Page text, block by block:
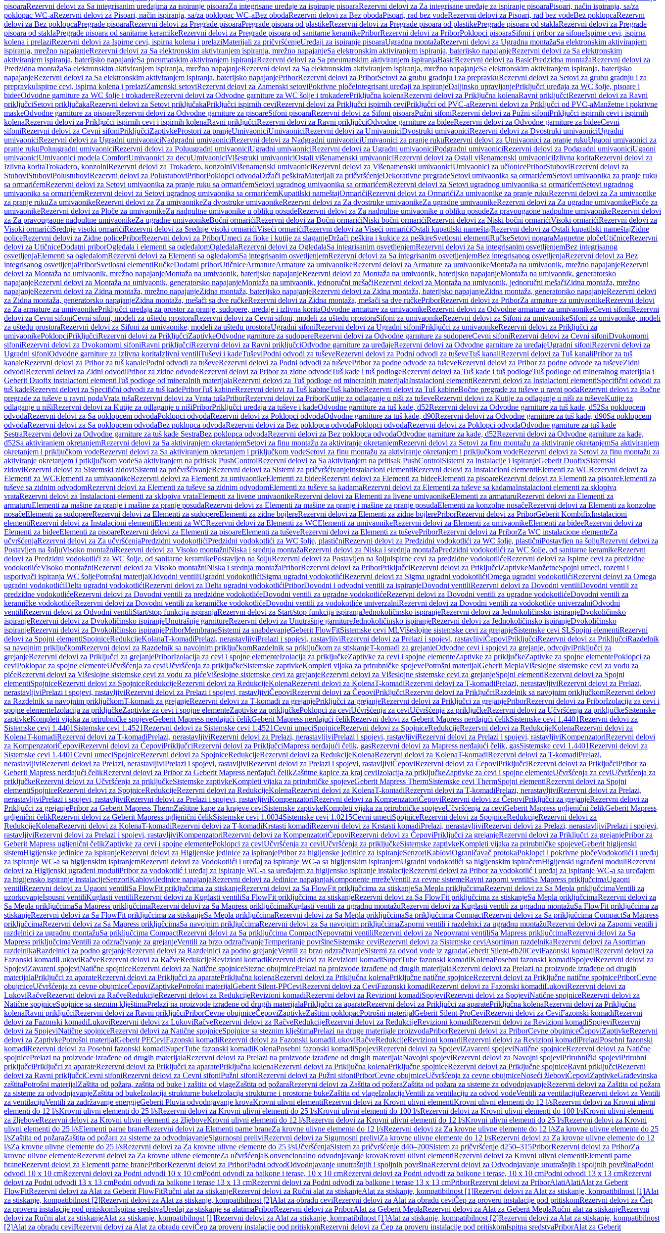
pisoaraRezervni delovi za Sa integrisanim uređajima za ispiranje pisoaraZa integrisane uređaje za ispiranje pisoaraRezervni delovi za Za integrisane uređaje za ispiranje pisoaraPisoari, način ispiranja, sa/za
poklopac WC-aRezervni delovi za Pisoari, način ispiranja, sa/za poklopac WC-aBez obodaRezervni delovi za Bez obodaPisoari, rad bez vodeRezervni delovi za Pisoari, rad bez vodeBez poklopcaRezervni
delovi za Bez poklopcaPregrade pisoaraRezervni delovi za Pregrade pisoaraPregrade pisoara od plastikeRezervni delovi za Pregrade pisoara od plastikePregrade pisoara od staklaRezervni delovi za Pregrade
pisoara od staklaPregrade pisoara od sanitarne keramikeRezervni delovi za Pregrade pisoara od sanitarne keramikePriborRezervni delovi za PriborPoklopci pisoaraSifoni i pribor za sifoneIspirne cevi, ispirna
kolena i prelaziRezervni delovi za Ispirne cevi, ispirna kolena i prelaziMaterijali za pričvršćenjeUređaji za ispiranje pisoaraUgradna montažaRezervni delovi za Ugradna montažaSa elektronskim aktiviranjem
ispiranja, mrežno napajanjeRezervni delovi za Sa elektronskim aktiviranjem ispiranja, mrežno napajanjeSa elektronskim aktiviranjem ispiranja, baterijsko napajanjeRezervni delovi za Sa elektronskim
aktiviranjem ispiranja, baterijsko napajanjeSa pneumatskim aktiviranjem ispiranjaRezervni delovi za Sa pneumatskim aktiviranjem ispiranjaBasicRezervni delovi za BasicPredzidna montažaRezervni delovi za
Predzidna montažaSa elektronskim aktiviranjem ispiranja, mrežno napajanjeRezervni delovi za Sa elektronskim aktiviranjem ispiranja, mrežno napajanjeSa elektronskim aktiviranjem ispiranja, baterijsko
napajanjeRezervni delovi za Sa elektronskim aktiviranjem ispiranja, baterijsko napajanjePriborRezervni delovi za PriborSetovi za grubu gradnju i za prepravkuRezervni delovi za Setovi za grubu gradnju i za
prepravkuIspirne cevi, ispirna kolena i prelaziZamenski setoviRezervni delovi za Zamenski setoviPokrivne pločeIntegrisani uređaji za ispiranjeDaljinsko upravljanjePriključci uređaja za WC šolje, pisoare i
bideeOdvodne garniture za WC šolje i trokadereRezervni delovi za Odvodne garniture za WC šolje i trokaderePriključna kolenaRezervni delovi za Priključna kolenaRavni priključciRezervni delovi za Ravni
priključciSetovi priključakaRezervni delovi za Setovi priključakaPriključci ispirnih ceviRezervni delovi za Priključci ispirnih ceviPriključci od PVC-aRezervni delovi za Priključci od PVC-aManžetne i pokrivne
maskeOdvodne garniture za pisoareRezervni delovi za Odvodne garniture za pisoareSifoni pisoaraRezervni delovi za Sifoni pisoaraPužni sifoniRezervni delovi za Pužni sifoniPriključci ispirnih cevi i ispirnih
kolenaRezervni delovi za Priključci ispirnih cevi i ispirnih kolenaRavni priključciRezervni delovi za Ravni priključciOdvodne garniture za bideeRezervni delovi za Odvodne garniture za bideeCevni
sifoniRezervni delovi za Cevni sifoniPriključciZaptivkeProstori za pranjeUmivaoniciUmivaoniciRezervni delovi za UmivaoniciDvostruki umivaoniciRezervni delovi za Dvostruki umivaoniciUgradni
umivaoniciRezervni delovi za Ugradni umivaoniciNadgradni umivaoniciRezervni delovi za Nadgradni umivaoniciUmivaonici za pranje rukuRezervni delovi za Umivaonici za pranje rukuUgaoni umivaonici za
pranje rukuPoluugradni umivaoniciRezervni delovi za Poluugradni umivaoniciUgradni umivaoniciRezervni delovi za Ugradni umivaoniciPodgradni umivaoniciRezervni delovi za Podgradni umivaoniciUgaoni
umivaoniciUmivaonici modela ComfortUmivaonici za decuUmivaoniciVišestruki umivaoniciOstali višenamenski umivaoniciRezervni delovi za Ostali višenamenski umivaoniciIzlivna koritaRezervni delovi za
Izlivna koritaTrokadero, konzolniRezervni delovi za Trokadero, konzolniVišenamenski umivaoniciRezervni delovi za Višenamenski umivaoniciUmivaonici za učionicePriborStuboviRezervni delovi za
StuboviStuboviPolustuboviRezervni delovi za PolustuboviPriborPoklopci odvodaDržači peškiraMaterijali za pričvršćenjeDekorativne pregradeSetovi umivaonika sa ormarićemSetovi umivaonika za pranje ruku
sa ormarićemRezervni delovi za Setovi umivaonika za pranje ruku sa ormarićemSetovi ugradnog umivaonika sa ormarićemRezervni delovi za Setovi ugradnog umivaonika sa ormarićemSetovi ugradnog
umivaonika sa ormarićemRezervni delovi za Setovi ugradnog umivaonika sa ormarićemKupatilski nameštajOrmarićiRezervni delovi za OrmarićiZa umivaonike za pranje rukuRezervni delovi za Za umivaonike
za pranje rukuZa umivaonikeRezervni delovi za Za umivaonikeZa dvostruke umivaonikeRezervni delovi za Za dvostruke umivaonikeZa ugradne umivaonikeRezervni delovi za Za ugradne umivaonikePloče za
umivaonikeRezervni delovi za Ploče za umivaonikeZa nadpultne umivaonike u obliku posudeRezervni delovi za Za nadpultne umivaonike u obliku posudeZa pravougaone nadpultne umivaonikeRezervni delovi
za Za pravougaone nadpultne umivaonikeZa ugradne umivaonikeBočni ormarićiRezervni delovi za Bočni ormarićiNiski bočni ormarićiRezervni delovi za Niski bočni ormarićiVisoki ormarićiRezervni delovi za
Visoki ormarićiSrednje visoki ormarićiRezervni delovi za Srednje visoki ormarićiViseći ormarićiRezervni delovi za Viseći ormarićiOstali kupatilski nameštajRezervni delovi za Ostali kupatilski nameštajZidne
policeRezervni delovi za Zidne policePriborRezervni delovi za PriborUmeci za fioke i kutije za slaganjeDržači peškira i kukice za peškireSvetlosni elementiRučkeSetovi nogaraMagnetne pločeUtičniceRezervni
delovi za UtičniceDodatni priborOgledala i elementi sa ogledalomOgledalaRezervni delovi za OgledalaSa integrisanim osvetljenjemRezervni delovi za Sa integrisanim osvetljenjemBez integrisanog
osvetljenjaElementi sa ogledalomRezervni delovi za Elementi sa ogledalomSa integrisanim osvetljenjemRezervni delovi za Sa integrisanim osvetljenjemBez integrisanog osvetljenjaRezervni delovi za Bez
integrisanog osvetljenjaPriborSvetlosni elementiRučkeDodatni priborUtičniceArmatureArmature za umivaonikeRezervni delovi za Armature za umivaonikeMontaža na umivaonik, mrežno napajanjeRezervni
delovi za Montaža na umivaonik, mrežno napajanjeMontaža na umivaonik, baterijsko napajanjeRezervni delovi za Montaža na umivaonik, baterijsko napajanjeMontaža na umivaonik, generatorsko
napajanjeRezervni delovi za Montaža na umivaonik, generatorsko napajanjeMontaža na umivaonik, jednoručni mešačiRezervni delovi za Montaža na umivaonik, jednoručni mešačiZidna montaža, mrežno
napajanjeRezervni delovi za Zidna montaža, mrežno napajanjeZidna montaža, baterijsko napajanjeRezervni delovi za Zidna montaža, baterijsko napajanjeZidna montaža, generatorsko napajanjeRezervni delovi
za Zidna montaža, generatorsko napajanjeZidna montaža, mešači sa dve ručkeRezervni delovi za Zidna montaža, mešači sa dve ručkePriborRezervni delovi za PriborZa armature za umivaonikeRezervni delovi
za Za armature za umivaonikePriključci uređaja za prostor za pranje, sudopere, uređaje i izlivna koritaOdvodne armature za umivaonikeRezervni delovi za Odvodne armature za umivaonikeCevni sifoniRezervni
delovi za Cevni sifoniCevni sifoni, modeli za uštedu prostoraRezervni delovi za Cevni sifoni, modeli za uštedu prostoraSifoni za umivaonikeRezervni delovi za Sifoni za umivaonikeSifoni za umivaonike, modeli
za uštedu prostoraRezervni delovi za Sifoni za umivaonike, modeli za uštedu prostoraUgradni sifoniRezervni delovi za Ugradni sifoniPriključci za umivaonikeRezervni delovi za Priključci za
umivaonikePoklopciPriključciRezervni delovi za PriključciZaptivkeOdvodne garniture za sudopereRezervni delovi za Odvodne garniture za sudopereCevni sifoniRezervni delovi za Cevni sifoniDvokomorni
sifoniRezervni delovi za Dvokomorni sifoniRavni priključciRezervni delovi za Ravni priključciOdvodne garniture za uređajeRezervni delovi za Odvodne garniture za uređajeUgradni sifoniRezervni delovi za
Ugradni sifoniOdvodne garniture za izlivna koritaIzlivni ventiliTuševi i kadeTuševiPodni odvodi za tuševeRezervni delovi za Podni odvodi za tuševeTuš kanaliRezervni delovi za Tuš kanaliPribor za tuš
kanaleRezervni delovi za Pribor za tuš kanalePodni odvodi za tuševeRezervni delovi za Podni odvodi za tuševePribor za podne odvode za tuševeRezervni delovi za Pribor za podne odvode za tuševeZidni
odvodiRezervni delovi za Zidni odvodiPribor za zidne odvodeRezervni delovi za Pribor za zidne odvodeTuš kade i tuš podlogeRezervni delovi za Tuš kade i tuš podlogeTuš podloge od mineralnog materijala i
Geberit Duofix instalacioni elementiTuš podloge od mineralnih materijalaRezervni delovi za Tuš podloge od mineralnih materijalaInstalacioni elementiRezervni delovi za Instalacioni elementiSpecifični odvodi za
tuš kadeRezervni delovi za Specifični odvodi za tuš kadePriborTuš kabineRezervni delovi za Tuš kabineTuš kabineRezervni delovi za Tuš kabineBočne pregrade za tuševe u ravni podaRezervni delovi za Bočne
pregrade za tuševe u ravni podaVrata tušaRezervni delovi za Vrata tušaPriborRezervni delovi za PriborKutije za odlaganje u niši za tuševeRezervni delovi za Kutije za odlaganje u niši za tuševeKutije za
odlaganje u nišiRezervni delovi za Kutije za odlaganje u nišiPriborPriključci uređaja za tuševe i kadeOdvodne garniture za tuš kade, d52Rezervni delovi za Odvodne garniture za tuš kade, d52Sa poklopcem
odvodaRezervni delovi za Sa poklopcem odvodaPoklopci odvodaRezervni delovi za Poklopci odvodaOdvodne garniture za tuš kade, d90Rezervni delovi za Odvodne garniture za tuš kade, d90Sa poklopcem
odvodaRezervni delovi za Sa poklopcem odvodaBez poklopca odvodaRezervni delovi za Bez poklopca odvodaPoklopci odvodaRezervni delovi za Poklopci odvodaOdvodne garniture za tuš kade
SestraRezervni delovi za Odvodne garniture za tuš kade SestraBez poklopca odvodaRezervni delovi za Bez poklopca odvodaOdvodne garniture za kade, d52Rezervni delovi za Odvodne garniture za kade,
d52Sa aktiviranjem okretanjemRezervni delovi za Sa aktiviranjem okretanjemSetovi za finu montažu za aktiviranje okretanjemRezervni delovi za Setovi za finu montažu za aktiviranje okretanjemSa aktiviranjem
okretanjem i priključkom vodeRezervni delovi za Sa aktiviranjem okretanjem i priključkom vodeSetovi za finu montažu za aktiviranje okretanjem i priključkom vodeRezervni delovi za Setovi za finu montažu za
aktiviranje okretanjem i priključkom vodeSa aktiviranjem na pritisak PushControlRezervni delovi za Sa aktiviranjem na pritisak PushControlSistemi za instalacije i ispiranjeGeberit DuofixSistemski
zidoviRezervni delovi za Sistemski zidoviSistemi za pričvršćivanjeRezervni delovi za Sistemi za pričvršćivanjeInstalacioni elementiRezervni delovi za Instalacioni elementiElementi za WCRezervni delovi za
Elementi za WCElementi za umivaonikeRezervni delovi za Elementi za umivaonikeElementi za bideeRezervni delovi za Elementi za bideeElementi za pisoareRezervni delovi za Elementi za pisoareElementi za
tuševe sa zidnim odvodomRezervni delovi za Elementi za tuševe sa zidnim odvodomElementi za tuševe sa kadamaRezervni delovi za Elementi za tuševe sa kadamaInstalacioni elementi za sklopiva
vrataRezervni delovi za Instalacioni elementi za sklopiva vrataElementi za livene umivaonikeRezervni delovi za Elementi za livene umivaonikeElementi za armaturuRezervni delovi za Elementi za
armaturuElementi za mašine za pranje i mašine za pranje posuđaRezervni delovi za Elementi za mašine za pranje i mašine za pranje posuđaElementi za konzolne nosačeRezervni delovi za Elementi za konzolne
nosačeElementi za sudopereRezervni delovi za Elementi za sudopereElementi za zidne bojlereRezervni delovi za Elementi za zidne bojlerePriborRezervni delovi za PriborGeberit KombifixInstalacioni
elementiRezervni delovi za Instalacioni elementiElementi za WCRezervni delovi za Elementi za WCElementi za umivaonikeRezervni delovi za Elementi za umivaonikeElementi za bideeRezervni delovi za
Elementi za bideeElementi za pisoareRezervni delovi za Elementi za pisoareElementi za tuševeRezervni delovi za Elementi za tuševePriborRezervni delovi za PriborZa WC instalacione elementeZa
učvršćenjaRezervni delovi za Za učvršćenjaPredzidni vodokotlićiPredzidni vodokotlići za WC šolje, plastičniRezervni delovi za Predzidni vodokotlići za WC šolje, plastičniPostavljen na šoljuRezervni delovi za
Postavljen na šoljuVisoko montažniRezervni delovi za Visoko montažniNiska i srednja montažaRezervni delovi za Niska i srednja montažaPredzidni vodokotlići za WC šolje, od sanitarne keramikeRezervni
delovi za Predzidni vodokotlići za WC šolje, od sanitarne keramikePostavljen na šoljuRezervni delovi za Postavljen na šoljuIspirne cevi za predzidne vodokotlićeRezervni delovi za Ispirne cevi za predzidne
vodokotlićeVisoko montažniRezervni delovi za Visoko montažniNiska i srednja montažaPriborRezervni delovi za PriborPriključciRezervni delovi za PriključciZaptivkeManžetneSpojni umeci, rozetni i
usporivači ispiranja WC šoljePotrošni materijalOdvodni ventiliUgradni vodokotlićiSigma ugradni vodokotlićiRezervni delovi za Sigma ugradni vodokotlićiOmega ugradni vodokotlićiRezervni delovi za Omega
ugradni vodokotlićiDelta ugradni vodokotlićiRezervni delovi za Delta ugradni vodokotlićiPriborDovodni i odvodni ventili za ispiranjeDovodni ventiliRezervni delovi za Dovodni ventiliDovodni ventili za
predzidne vodokotlićeRezervni delovi za Dovodni ventili za predzidne vodokotlićeDovodni ventili za ugradne vodokotlićeRezervni delovi za Dovodni ventili za ugradne vodokotlićeDovodni ventili za
keramičke vodokotlićeRezervni delovi za Dovodni ventili za keramičke vodokotlićeDovodni ventili za vodokotliće univerzalniRezervni delovi za Dovodni ventili za vodokotliće univerzalniOdvodni
ventiliRezervni delovi za Odvodni ventiliStart/stop funkcija ispiranjaRezervni delovi za Start/stop funkcija ispiranjaJednokoličinsko ispiranjeRezervni delovi za Jednokoličinsko ispiranjeDvokoličinsko
ispiranjeRezervni delovi za Dvokoličinsko ispiranjeUnutrašnje garnitureRezervni delovi za Unutrašnje garnitureJednokoličinsko ispiranjeRezervni delovi za Jednokoličinsko ispiranjeDvokoličinsko
ispiranjeRezervni delovi za Dvokoličinsko ispiranjePriborMembraneSistemi za snabdevanjeGeberit FlowFitSistemske cevi MLVišeslojne sistemske cevi za grejanjeSistemske cevi SLSpojni elementiRezervni
delovi za Spojni elementiSpojniceRedukcijeKolanaT-komadiPrelazi, nerastavljiviPrelazi i spojevi, rastavljiviRezervni delovi za Prelazi i spojevi, rastavljiviČepoviPriključciRezervni delovi za PriključciRazdelnik
sa navojnim priključkomRezervni delovi za Razdelnik sa navojnim priključkomRazdelnik sa priključkom za stiskanjeT-komadi za grejanjeOdvodne cevi i spojevi za grejanje, odvojiviPriključci za
grejanjeRezervni delovi za Priključci za grejanjePriborIzolacija za cevi i spojne elementeIzolacija za priključkeZaptivke za cevi i spojne elementeZaptivke za priključkeZaptivke za spojne elementePoklopci za
ceviPoklopac za spojne elementeUčvršćenja za ceviUčvršćenja za priključkeSistemske zaptivkeKompleti vijaka za prirubničke spojevePotrošni materijalGeberit MeplaVišeslojne sistemske cevi za vodu za
pićeRezervni delovi za Višeslojne sistemske cevi za vodu za pićeVišeslojne sistemske cevi za grejanjeRezervni delovi za Višeslojne sistemske cevi za grejanjeSpojni elementiRezervni delovi za Spojni
elementiSpojniceRezervni delovi za SpojniceRedukcijeRezervni delovi za RedukcijeKolenaRezervni delovi za KolenaT-komadiRezervni delovi za T-komadiPrelazi, nerastavljiviRezervni delovi za Prelazi,
nerastavljiviPrelazi i spojevi, rastavljiviRezervni delovi za Prelazi i spojevi, rastavljiviČepoviRezervni delovi za ČepoviPriključciRezervni delovi za PriključciRazdelnik sa navojnim priključkomRezervni delovi
za Razdelnik sa navojnim priključkomT-komadi za grejanjeRezervni delovi za T-komadi za grejanjePriključci za grejanjeRezervni delovi za Priključci za grejanjePriborRezervni delovi za PriborIzolacija za cevi i
spojne elementeIzolacija za priključkeZaptivke za cevi i spojne elementeZaptivke za priključkePoklopci za ceviUčvršćenja za ceviUčvršćenja za priključkeRezervni delovi za Učvršćenja za priključkeSistemske
zaptivkeKompleti vijaka za prirubničke spojeveGeberit Mapress nerđajući čelikGeberit Mapress nerđajući čelikRezervni delovi za Geberit Mapress nerđajući čelikSistemske cevi 1.4401Rezervni delovi za
Sistemske cevi 1.4401 Sistemske cevi 1.4521Rezervni delovi za Sistemske cevi 1.4521Cevni umeciSpojniceRezervni delovi za SpojniceRedukcijeRezervni delovi za RedukcijeKolenaRezervni delovi za
KolenaT-komadiRezervni delovi za T-komadiPrelazi, nerastavljiviRezervni delovi za Prelazi, nerastavljiviPrelazi i spojevi, rastavljiviRezervni delovi za Prelazi i spojevi, rastavljiviKompenzatoriRezervni delovi
za KompenzatoriČepoviRezervni delovi za ČepoviPriključciRezervni delovi za PriključciMapress nerđajući čelik, gasRezervni delovi za Mapress nerđajući čelik, gasSistemske cevi 1.4401Rezervni delovi za
Sistemske cevi 1.4401Cevni umeciSpojniceRezervni delovi za SpojniceRedukcijeRezervni delovi za RedukcijeKolenaRezervni delovi za KolenaT-komadiRezervni delovi za T-komadiPrelazi,
nerastavljiviRezervni delovi za Prelazi, nerastavljiviPrelazi i spojevi, rastavljiviRezervni delovi za Prelazi i spojevi, rastavljiviČepoviRezervni delovi za ČepoviPriključciRezervni delovi za PriključciPribor za
Geberit Mapress nerđajući čelikRezervni delovi za Pribor za Geberit Mapress nerđajući čelikZaštitne kapice za kraj ceviIzolacija za priključkeZaptivke za cevi i spojne elementeUčvršćenja za ceviUčvršćenja za
priključkeRezervni delovi za Učvršćenja za priključkeSistemske zaptivkeKompleti vijaka za prirubničke spojeveGeberit Mapress ThermSistemske cevi ThermSpojni elementiRezervni delovi za Spojni
elementiSpojniceRezervni delovi za SpojniceRedukcijeRezervni delovi za RedukcijeKolenaRezervni delovi za KolenaT-komadiRezervni delovi za T-komadiPrelazi, nerastavljiviRezervni delovi za Prelazi,
nerastavljiviPrelazi i spojevi, rastavljiviRezervni delovi za Prelazi i spojevi, rastavljiviKompenzatoriRezervni delovi za KompenzatoriČepoviRezervni delovi za ČepoviPriključci za grejanjeRezervni delovi za
Priključci za grejanjePribor za Geberit Mapress ThermZaštitne kape za krajeve ceviSistemske zaptivkeKompleti vijaka za prirubničke spojeveUčvršćenja za ceviGeberit Mapress ugljenični čelikGeberit Mapress
ugljenični čelikRezervni delovi za Geberit Mapress ugljenični čelikSistemske cevi 1.0034Sistemske cevi 1.0215Cevni umeciSpojniceRezervni delovi za SpojniceRedukcijeRezervni delovi za
RedukcijeKolenaRezervni delovi za KolenaT-komadiRezervni delovi za T-komadiKrstasti komadiRezervni delovi za Krstasti komadiPrelazi, nerastavljiviRezervni delovi za Prelazi, nerastavljiviPrelazi i spojevi,
rastavljiviRezervni delovi za Prelazi i spojevi, rastavljiviKompenzatoriRezervni delovi za KompenzatoriČepoviRezervni delovi za ČepoviPriključci za grejanjeRezervni delovi za Priključci za grejanjePribor za
Geberit Mapress ugljenični čelikZaptivke za cevi i spojne elementePoklopci za ceviUčvršćenja za ceviUčvršćenja za priključkeSistemske zaptivkeKompleti vijaka za prirubničke spojeveGeberit higijenski
sistemHigijenske jedinice za ispiranjeRezervni delovi za Higijenske jedinice za ispiranjePribor za higijenske jedinice za ispiranjeSenzoriKabloviOgraničavač protokaPoklopci i pokrivne pločeVodokotlići i uređaj
za ispiranje WC-a sa higijenskim ispiranjemRezervni delovi za Vodokotlići i uređaj za ispiranje WC-a sa higijenskim ispiranjemUgradni vodokotlići sa higijenskim ispiračemHigijenski ugrađeni moduliRezervni
delovi za Higijenski ugrađeni moduliPribor za vodokotlić i uređaj za ispiranje WC-a sa uređajem za higijensko ispiranje instalacijeRezervni delovi za Pribor za vodokotlić i uređaj za ispiranje WC-a sa uređajem
za higijensko ispiranje instalacijeSenzoriKabloviJedinice napajanjaRezervni delovi za Jedinice napajanjaKomponente mrežeVentili za cevne sistemeRavni zaporni ventiliSa Mapress priključcimaUgaoni
ventiliRezervni delovi za Ugaoni ventiliSa FlowFit priključcima za stiskanjeRezervni delovi za Sa FlowFit priključcima za stiskanjeSa Mepla priključcimaRezervni delovi za Sa Mepla priključcimaVentili za
uzorkovanjeIspusni ventiliKuglasti ventiliRezervni delovi za Kuglasti ventiliSa FlowFit priključcima za stiskanjeRezervni delovi za Sa FlowFit priključcima za stiskanjeSa Mepla priključcimaRezervni delovi za
Sa Mepla priključcimaSa Mapress priključcimaRezervni delovi za Sa Mapress priključcimaKuglasti ventili za ugradnu montažuRezervni delovi za Kuglasti ventili za ugradnu montažuSa FlowFit priključcima za
stiskanjeRezervni delovi za Sa FlowFit priključcima za stiskanjeSa Mepla priključcimaRezervni delovi za Sa Mepla priključcimaSa priključcima CompactRezervni delovi za Sa priključcima CompactSa Mapress
priključcimaRezervni delovi za Sa Mapress priključcimaSa navojnim priključcimaRezervni delovi za Sa navojnim priključcimaZaporni ventili i razdelnici za ugradnu montažuRezervni delovi za Zaporni ventili i
razdelnici za ugradnu montažuSa priključcima CompactRezervni delovi za Sa priključcima CompactNepovratni ventiliRezervni delovi za Nepovratni ventiliSa Mapress priključcimaRezervni delovi za Sa
Mapress priključcimaVentili za odzračivanje za grejanjeVentili za brzo odzračivanjeTemperiranje površineSistemske ceviRezervni delovi za Sistemske ceviAsortiman razdelnikaRezervni delovi za Asortiman
razdelnikaRazdelnici za podno grejanjeRezervni delovi za Razdelnici za podno grejanjeVentili za brzo odzračivanjeSistemi za odvod vode iz zgradaGeberit Silent-db20CeviFazonski komadiRezervni delovi za
Fazonski komadiLukoviRačveRezervni delovi za RačveRedukcijeRevizioni komadiRezervni delovi za Revizioni komadiSuperTube fazonski komadiKolenaPosebni fazonski komadiSpojeviRezervni delovi za
SpojeviZavareni spojeviNatične spojniceRezervni delovi za Natične spojniceStezne obujmicePrelazi na proizvode izrađene od drugih materijalaRezervni delovi za Prelazi na proizvode izrađene od drugih
materijalaPriključci za aparateRezervni delovi za Priključci za aparatePriključna kolenaRezervni delovi za Priključna kolenaPriključne natične spojniceRezervni delovi za Priključne natične spojnicePriborCevne
obujmiceUčvršćenja za cevne obujmiceČepoviZaptivkePotrošni materijalGeberit Silent-PPCeviRezervni delovi za CeviFazonski komadiRezervni delovi za Fazonski komadiLukoviRezervni delovi za
LukoviRačveRezervni delovi za RačveRedukcijeRezervni delovi za RedukcijeRevizioni komadiRezervni delovi za Revizioni komadiSpojeviRezervni delovi za SpojeviNatične spojniceRezervni delovi za
Natične spojniceSpojnice sa steznim klještimaPrelazi na proizvode izrađene od drugih materijalaPriključci za aparateRezervni delovi za Priključci za aparatePriključna kolenaRezervni delovi za Priključna
kolenaRavni priključciRezervni delovi za Ravni priključciPriborCevne obujmiceČepoviZaptivkeZaštitni poklopacPotrošni materijalGeberit Silent-ProCeviRezervni delovi za CeviFazonski komadiRezervni
delovi za Fazonski komadiLukoviRezervni delovi za LukoviRačveRezervni delovi za RačveRedukcijeRezervni delovi za RedukcijeRevizioni komadiRezervni delovi za Revizioni komadiSpojeviRezervni
delovi za SpojeviNatične spojniceRezervni delovi za Natične spojniceSpojnice sa steznim klještimaPrelazi na druge materijale proizvodaPriborRezervni delovi za PriborCevne obujmiceČepoviZaptivkeRezervni
delovi za ZaptivkePotrošni materijalGeberit PECeviFazonski komadiRezervni delovi za Fazonski komadiLukoviRačveRedukcijeRevizioni komadiRezervni delovi za Revizioni komadiPrelaziPosebni fazonski
komadiRezervni delovi za Posebni fazonski komadiSuperTube fazonski komadiKolenaPosebni fazonski komadiSpojeviRezervni delovi za SpojeviZavareni spojeviNatične spojniceRezervni delovi za Natične
spojnicePrelazi na proizvode izrađene od drugih materijalaRezervni delovi za Prelazi na proizvode izrađene od drugih materijalaNavojni spojeviRezervni delovi za Navojni spojeviPrirubnički spojeviPrirubni
priključciPriključci za aparateRezervni delovi za Priključci za aparatePriključna kolenaRezervni delovi za Priključna kolenaPriključne spojniceRezervni delovi za Priključne spojniceRavni priključciRezervni
delovi za Ravni priključciCevni sifoniRezervni delovi za Cevni sifoniPužni sifoniRezervni delovi za Pužni sifoniPriborCevne obujmiceUčvršćenja za cevne obujmiceNoseći žleboviČepoviZaptivkeGrađevinska
zaštitaPotrošni materijalZaštita od požara, zaštita od buke i zaštita od vlageZaštita od požaraRezervni delovi za Zaštita od požaraZaštita od požara za sisteme za odvodnjavanjeRezervni delovi za Zaštita od požara
za sisteme za odvodnjavanjeZaštita od bukeIzolacija strukturne bukeIzolacija strukturne i prostorne bukeZaštita od vlageIzolacijaVentili za ventilaciju za odvod vodeVentili za ventilacijuRezervni delovi za Ventili
za ventilacijuVentili za zadržavanje energijeGeberit Pluvia odvodnjavanje krovaKrovni ulivni elementiRezervni delovi za Krovni ulivni elementiKrovni ulivni elementi do 12 l/sRezervni delovi za Krovni ulivni
elementi do 12 l/sKrovni ulivni elementi do 25 l/sRezervni delovi za Krovni ulivni elementi do 25 l/sKrovni ulivni elementi do 100 l/sRezervni delovi za Krovni ulivni elementi do 100 l/sKrovni ulivni elementi
za žljeboveRezervni delovi za Krovni ulivni elementi za žljeboveKrovni ulivni elementi do 12 l/sRezervni delovi za Krovni ulivni elementi do 12 l/sKrovni ulivni elementi do 25 l/sRezervni delovi za Krovni
ulivni elementi do 25 l/sElementi parne braneRezervni delovi za Elementi parne braneZa krovne ulivne elemente do 12 l/sRezervni delovi za Za krovne ulivne elemente do 12 l/sZa krovne ulivne elemente do 25
l/sZaštita od požaraZaštita od požara za sisteme za odvodnjavanjeSigurnosni preliviRezervni delovi za Sigurnosni preliviZa krovne ulivne elemente do 12 l/sRezervni delovi za Za krovne ulivne elemente do 12
l/sZa krovne ulivne elemente do 25 l/sRezervni delovi za Za krovne ulivne elemente do 25 l/sUčvršćenjaSistem za pričvršćenje d40–200Sistem za pričvršćenje d250–315PriborRezervni delovi za PriborZa
krovne ulivne elementeRezervni delovi za Za krovne ulivne elementeZa učvršćenjaKonvencionalno odvodnjavanje krovaKrovni ulivni elementiRezervni delovi za Krovni ulivni elementiElementi parne
braneRezervni delovi za Elementi parne branePriborRezervni delovi za PriborPodni odvodOdvodnjavanje unutrašnjih i spoljnih površinaRezervni delovi za Odvodnjavanje unutrašnjih i spoljnih površinaPodni
odvodi 10 x 10 cmRezervni delovi za Podni odvodi 10 x 10 cmPodni odvodi za balkone i terase, 10 x 10 cmRezervni delovi za Podni odvodi za balkone i terase, 10 x 10 cmPodni odvodi 13 x 13 cmRezervni
delovi za Podni odvodi 13 x 13 cmPodni odvodi za balkone i terase 13 x 13 cmRezervni delovi za Podni odvodi za balkone i terase 13 x 13 cmPriborRezervni delovi za PriborAlatiAlatiAlat za Geberit
FlowFitRezervni delovi za Alat za Geberit FlowFitRučni alat za stiskanjeRezervni delovi za Ručni alat za stiskanjeAlat za stiskanje, kompatibilnost [1]Rezervni delovi za Alat za stiskanje, kompatibilnost [1]Alat
za stiskanje, kompatibilnost [2]Rezervni delovi za Alat za stiskanje, kompatibilnost [2]Alat za obradu ceviRezervni delovi za Alat za obradu ceviČep za proveru instalacije pod pritiskomRezervni delovi za Čep
za proveru instalacije pod pritiskomIspitna sredstvaUređaj za stiskanje sa alatimaPriborRezervni delovi za PriborAlat za Geberit MeplaRezervni delovi za Alat za Geberit MeplaRučni alat za stiskanjeRezervni
delovi za Ručni alat za stiskanjeAlat za stiskanje, kompatibilnost [1]Rezervni delovi za Alat za stiskanje, kompatibilnost [1]Alat za stiskanje, kompatibilnost [2]Rezervni delovi za Alat za stiskanje, kompatibilnost
[2]Alat za obradu ceviRezervni delovi za Alat za obradu ceviČep za proveru instalacije pod pritiskomRezervni delovi za Čep za proveru instalacije pod pritiskomIspitna sredstvaPriborAlat za Geberit